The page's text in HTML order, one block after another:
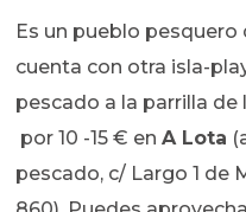
Es un pueblo
cuenta con otra isla-
pescado a la parrilla
por 10 -15 € enA Lota
pescado, c/ Largo 1 de